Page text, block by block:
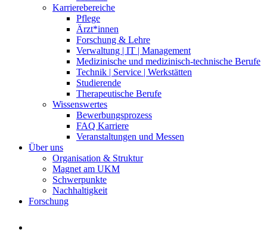
Karrierebereiche
Pflege
Ärzt*innen
Forschung & Lehre
Verwaltung | IT | Management
Medizinische und medizinisch-technische Berufe
Technik | Service | Werkstätten
Studierende
Therapeutische Berufe
Wissenswertes
Bewerbungsprozess
FAQ Karriere
Veranstaltungen und Messen
Über uns
Organisation & Struktur
Magnet am UKM
Schwerpunkte
Nachhaltigkeit
Forschung